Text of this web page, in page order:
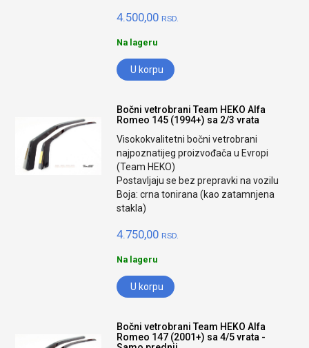
4.500,00 RSD.
Na lageru
U korpu
Bočni vetrobrani Team HEKO Alfa
Romeo 145 (1994+) sa 2/3 vrata
Visokokvalitetni bočni vetrobrani
najpoznatijeg proizvođača u Evropi
(Team HEKO)
Postavljaju se bez prepravki na vozilu
Boja: crna tonirana (kao zatamnjena
stakla)
4.750,00 RSD.
Na lageru
U korpu
Bočni vetrobrani Team HEKO Alfa
Romeo 147 (2001+) sa 4/5 vrata -